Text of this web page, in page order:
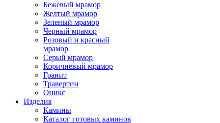
Бежевый мрамор
Желтый мрамор
Зеленый мрамор
Черный мрамор
Розовый и красный
мрамор
Серый мрамор
Коричневый мрамор
Гранит
Травертин
Оникс
Изделия
Камины
Каталог готовых каминов